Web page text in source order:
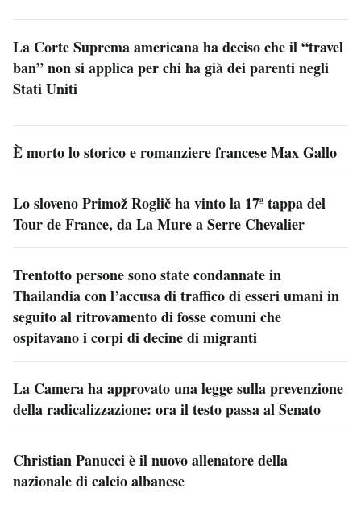
La Corte Suprema americana ha deciso che il “travel
ban” non si applica per chi ha già dei parenti negli
Stati Uniti
È morto lo storico e romanziere francese Max Gallo
Lo sloveno Primož Roglič ha vinto la 17ª tappa del
Tour de France, da La Mure a Serre Chevalier
Trentotto persone sono state condannate in
Thailandia con l’accusa di traffico di esseri umani in
seguito al ritrovamento di fosse comuni che
ospitavano i corpi di decine di migranti
La Camera ha approvato una legge sulla prevenzione
della radicalizzazione: ora il testo passa al Senato
Christian Panucci è il nuovo allenatore della
nazionale di calcio albanese